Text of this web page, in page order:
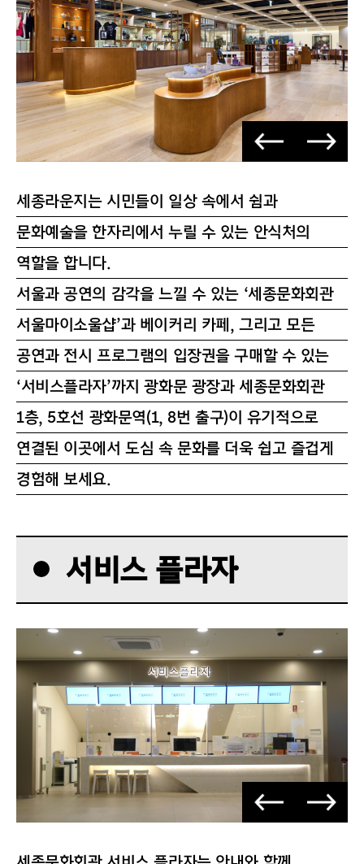
세종라운지는 시민들이 일상 속에서 쉼과
문화예술을 한자리에서 누릴 수 있는 안식처의
역할을 합니다.
서울과 공연의 감각을 느낄 수 있는 ‘세종문화회관
서울마이소울샵’과 베이커리 카페, 그리고 모든
공연과 전시 프로그램의 입장권을 구매할 수 있는
‘서비스플라자’까지 광화문 광장과 세종문화회관
1층, 5호선 광화문역(1, 8번 출구)이 유기적으로
연결된 이곳에서 도심 속 문화를 더욱 쉽고 즐겁게
경험해 보세요.
서비스 플라자